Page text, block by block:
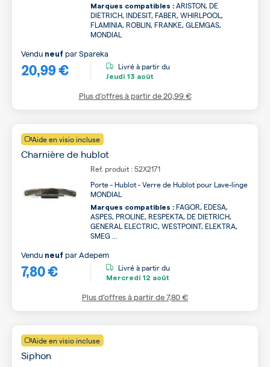
Marques compatibles : ARISTON, DE
DIETRICH, INDESIT, FABER, WHIRLPOOL,
FLAMINIA, ROBLIN, FRANKE, GLEMGAS,
MONDIAL
20,99 €
Vendu neuf parSpareka
Livré à partir du
Jeudi 13 août
Plus d’offres à partir de20,99 €
Aide en visio incluse
Charnière de hublot
Ref. produit : 52X2171
Porte - Hublot - Verre de Hublot pour Lave-linge
MONDIAL
Marques compatibles : FAGOR, EDESA,
ASPES, PROLINE, RESPEKTA, DE DIETRICH,
GENERAL ELECTRIC, WESTPOINT, ELEKTRA,
SMEG ...
7,80 €
Vendu neuf parAdepem
Livré à partir du
Mercredi 12 août
Plus d’offres à partir de7,80 €
Aide en visio incluse
Siphon